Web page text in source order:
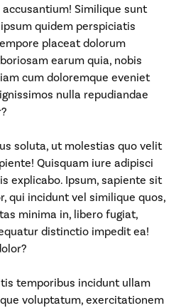
Similique sunt
quidem perspiciatis
placeat dolorum
earum quia, nobis
cum doloremque eveniet
nulla repudiandae
soluta, ut molestias quo velit
Quisquam iure adipisci
explicabo. Ipsum, sapiente sit
qui incidunt vel similique quos,
minima in, libero fugiat,
distinctio impedit ea!
temporibus incidunt ullam
voluptatum, exercitationem